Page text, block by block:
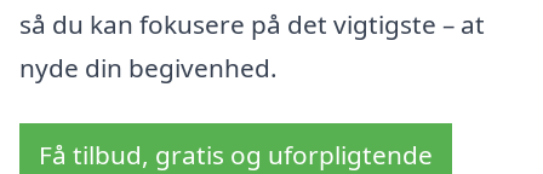
så du kan fokusere på det vigtigste – at
nyde din begivenhed.
Få tilbud, gratis og uforpligtende